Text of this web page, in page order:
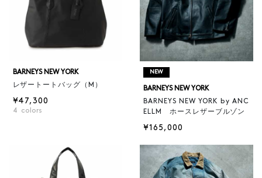
BARNEYS NEW YORK
レザートートバッグ（M）
¥47,300
4 colors
NEW
BARNEYS NEW YORK
BARNEYS NEW YORK by ANC
ELLM ホースレザーブルゾン
¥165,000